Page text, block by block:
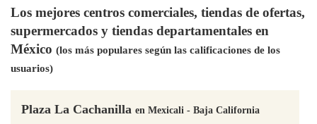
Los mejores centros comerciales, tiendas de ofertas,
supermercados y tiendas departamentales en
México (los más populares según las calificaciones de los
usuarios)
Plaza La Cachanilla en Mexicali - Baja California